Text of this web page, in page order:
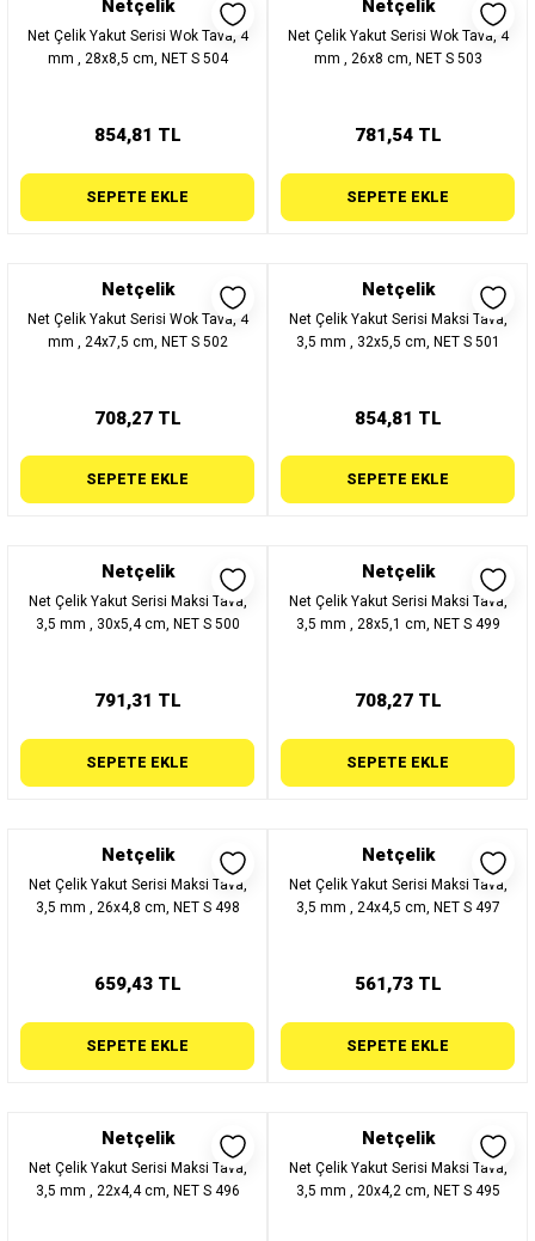
Netçelik
Net Çelik Yakut Serisi Wok Tava, 4
mm , 28x8,5 cm, NET S 504
854,81 TL
SEPETE EKLE
Netçelik
Net Çelik Yakut Serisi Wok Tava, 4
mm , 26x8 cm, NET S 503
781,54 TL
SEPETE EKLE
Netçelik
Net Çelik Yakut Serisi Wok Tava, 4
mm , 24x7,5 cm, NET S 502
708,27 TL
SEPETE EKLE
Netçelik
Net Çelik Yakut Serisi Maksi Tava,
3,5 mm , 32x5,5 cm, NET S 501
854,81 TL
SEPETE EKLE
Netçelik
Net Çelik Yakut Serisi Maksi Tava,
3,5 mm , 30x5,4 cm, NET S 500
791,31 TL
SEPETE EKLE
Netçelik
Net Çelik Yakut Serisi Maksi Tava,
3,5 mm , 28x5,1 cm, NET S 499
708,27 TL
SEPETE EKLE
Netçelik
Net Çelik Yakut Serisi Maksi Tava,
3,5 mm , 26x4,8 cm, NET S 498
659,43 TL
SEPETE EKLE
Netçelik
Net Çelik Yakut Serisi Maksi Tava,
3,5 mm , 24x4,5 cm, NET S 497
561,73 TL
SEPETE EKLE
Netçelik
Net Çelik Yakut Serisi Maksi Tava,
3,5 mm , 22x4,4 cm, NET S 496
Netçelik
Net Çelik Yakut Serisi Maksi Tava,
3,5 mm , 20x4,2 cm, NET S 495